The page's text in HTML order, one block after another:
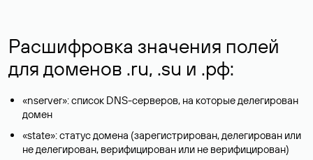
Расшифровка значения полей
для доменов .ru, .su и .рф:
«nserver»: список DNS-серверов, на которые делегирован
домен
«state»: статус домена (зарегистрирован, делегирован или
не делегирован, верифицирован или не верифицирован)